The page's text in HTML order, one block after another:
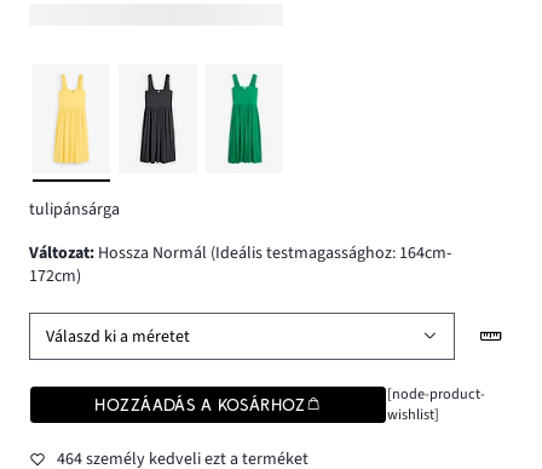
tulipánsárga
változat: Hossza Normál (Ideális testmagassághoz: 164cm-
172cm)
Válaszd ki a méretet
HOZZÁADÁS A KOSÁRHOZ
[node-product-
wishlist]
464 személy kedveli ezt a terméket